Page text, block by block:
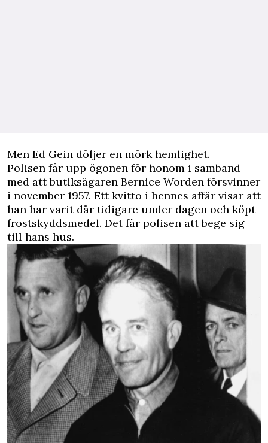
Men Ed Gein döljer en mörk hemlighet.
Polisen får upp ögonen för ­honom i samband
med att butiks­ägaren Bernice Worden försvinner
i november 1957. Ett kvitto i hennes affär visar att
han har varit där tidigare under dagen och köpt
frostskyddsmedel. Det får polisen att bege sig
till hans hus.